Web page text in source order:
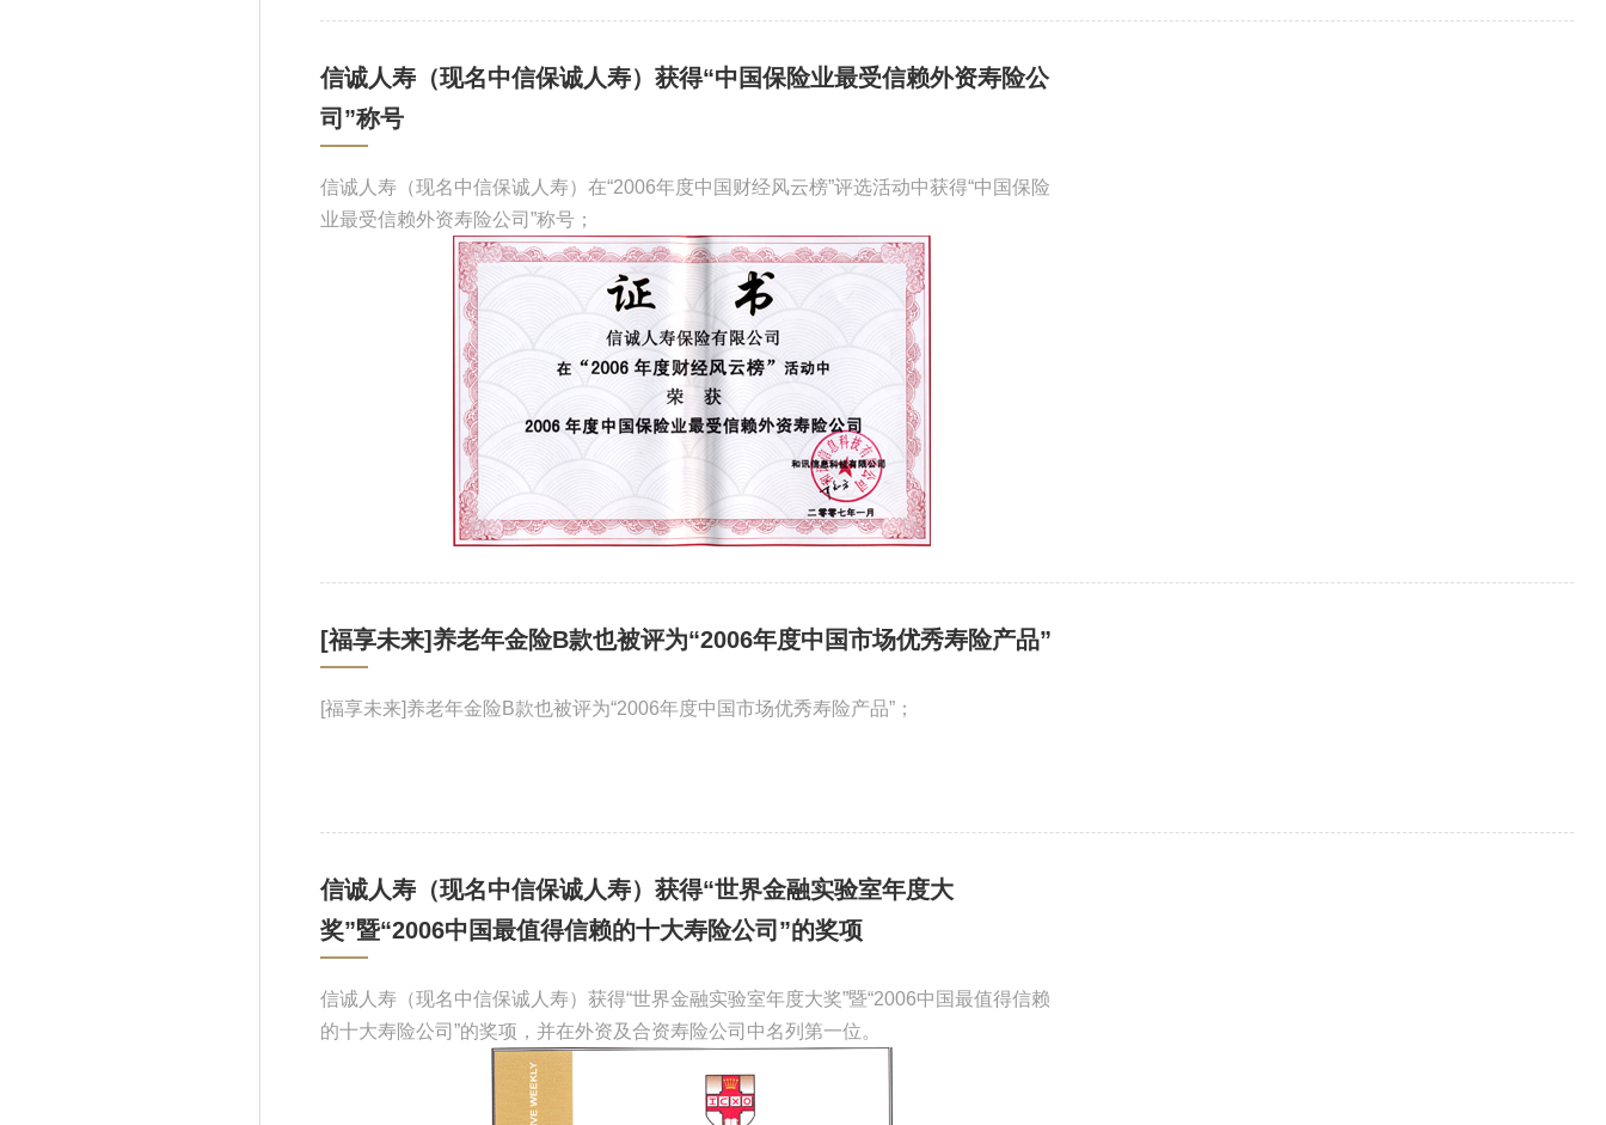
信诚人寿（现名中信保诚人寿）获得“中国保险业最受信赖外资寿险公
司”称号
信诚人寿（现名中信保诚人寿）在“2006年度中国财经风云榜”评选活动中获得“中国保险
业最受信赖外资寿险公司”称号；
[福享未来]养老年金险B款也被评为“2006年度中国市场优秀寿险产品”
[福享未来]养老年金险B款也被评为“2006年度中国市场优秀寿险产品”；
信诚人寿（现名中信保诚人寿）获得“世界金融实验室年度大
奖”暨“2006中国最值得信赖的十大寿险公司”的奖项
信诚人寿（现名中信保诚人寿）获得“世界金融实验室年度大奖”暨“2006中国最值得信赖
的十大寿险公司”的奖项，并在外资及合资寿险公司中名列第一位。